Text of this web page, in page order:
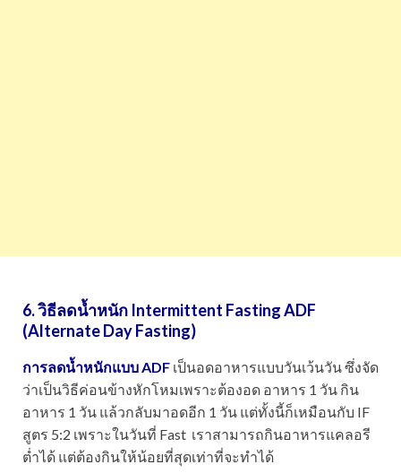
6. วิธีลดน้ำหนัก Intermittent Fasting ADF
(Alternate Day Fasting)
การลดน้ำหนักแบบ ADF เป็นอดอาหารแบบวันเว้นวัน ซึ่งจัด
ว่าเป็นวิธีค่อนข้างหักโหมเพราะต้องอด อาหาร 1 วัน กิน
อาหาร 1 วัน แล้วกลับมาอดอีก 1 วัน แต่ทั้งนี้ก็เหมือนกับ IF
สูตร 5:2 เพราะในวันที่ Fast เราสามารถกินอาหารแคลอรี
ต่ำได้ แต่ต้องกินให้น้อยที่สุดเท่าที่จะทำได้